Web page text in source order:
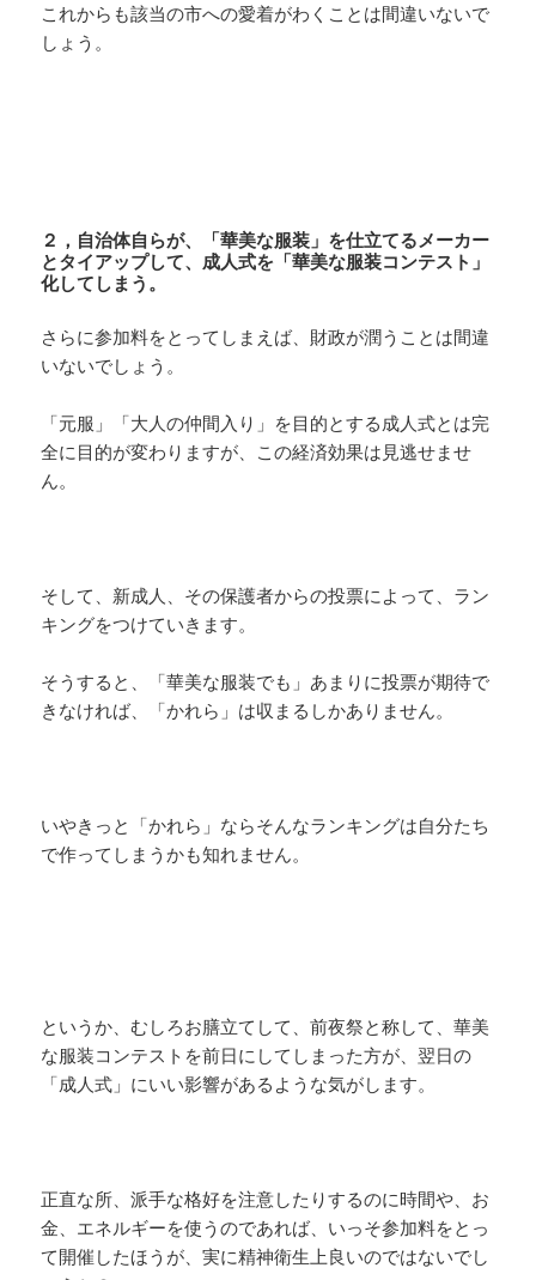
これからも該当の市への愛着がわくことは間違いないで
しょう。
２，自治体自らが、「華美な服装」を仕立てるメーカー
とタイアップして、成人式を「華美な服装コンテスト」
化してしまう。
さらに参加料をとってしまえば、財政が潤うことは間違
いないでしょう。
「元服」「大人の仲間入り」を目的とする成人式とは完
全に目的が変わりますが、この経済効果は見逃せませ
ん。
そして、新成人、その保護者からの投票によって、ラン
キングをつけていきます。
そうすると、「華美な服装でも」あまりに投票が期待で
きなければ、「かれら」は収まるしかありません。
いやきっと「かれら」ならそんなランキングは自分たち
で作ってしまうかも知れません。
というか、むしろお膳立てして、前夜祭と称して、華美
な服装コンテストを前日にしてしまった方が、翌日の
「成人式」にいい影響があるような気がします。
正直な所、派手な格好を注意したりするのに時間や、お
金、エネルギーを使うのであれば、いっそ参加料をとっ
て開催したほうが、実に精神衛生上良いのではないでし